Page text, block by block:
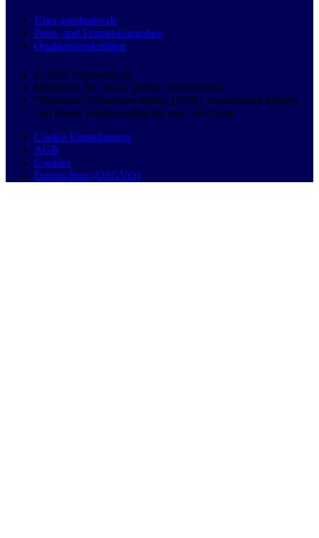
Über autobutler.de
Preis- und Ersparnisangaben
Qualitätswerkstätten
© 2026 Autobutler.de
Mühlenstr. 8a, 14167 Berlin, Deutschland
*Nationale Teilnehmer-Rufnr. (VoIP), Anrufkosten hängen
von Ihrem Telefonvertrag ab, max. 49 ct/min.
Cookie Einstellungen
AGB
Cookies
Datenschutz (DSGVO)